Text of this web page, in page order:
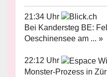
21:34 Uhr
Bei Kandersteg BE:
Oeschinensee am ... »
22:12 Uhr
Monster-Prozess in